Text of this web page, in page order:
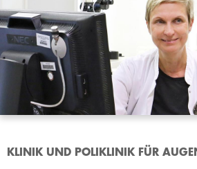
KLINIK UND POLIKLINIK FÜR